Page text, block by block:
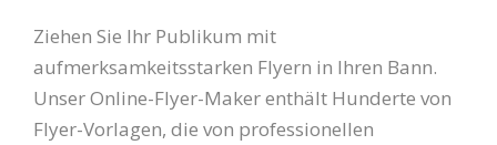
Ziehen Sie Ihr Publikum mit
aufmerksamkeitsstarken Flyern in Ihren Bann.
Unser Online-Flyer-Maker enthält Hunderte von
Flyer-Vorlagen, die von professionellen